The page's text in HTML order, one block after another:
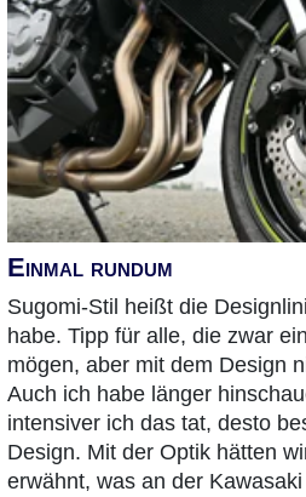
Einmal rundum
Sugomi-Stil heißt die
habe. Tipp für alle, die zwar
mögen, aber mit dem Design
Auch ich habe länger
intensiver ich das tat, desto
Design. Mit der Optik hätten
erwähnt, was an der